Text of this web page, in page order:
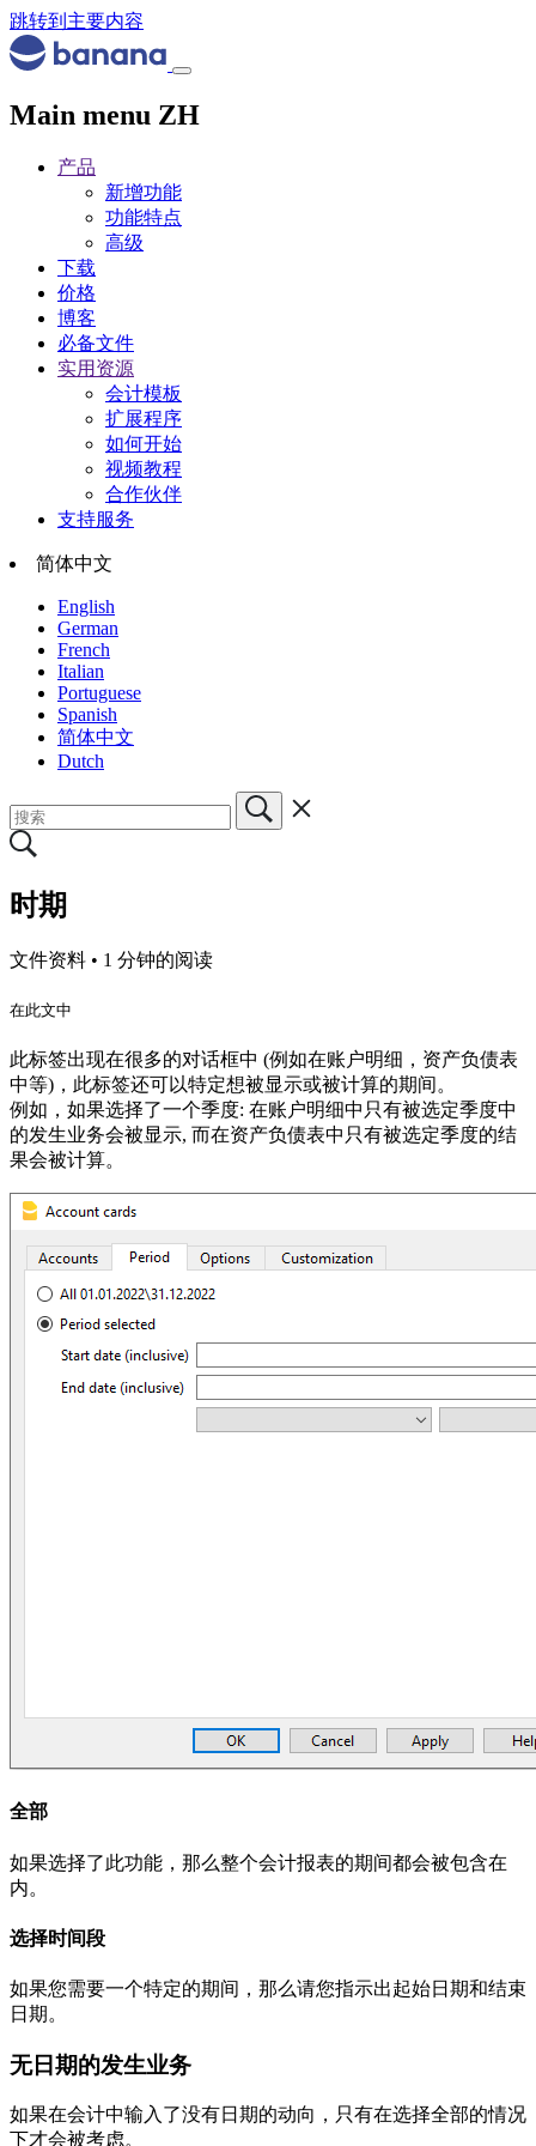
跳转到主要内容
Main menu ZH
产品
新增功能
功能特点
高级
下载
价格
博客
必备文件
实用资源
会计模板
扩展程序
如何开始
视频教程
合作伙伴
支持服务
简体中文
English
German
French
Italian
Portuguese
Spanish
简体中文
Dutch
时期
文件资料 • 1 分钟的阅读
在此文中
此标签出现在很多的对话框中 (例如在账户明细，资产负债表
中等)，此标签还可以特定想被显示或被计算的期间。
例如，如果选择了一个季度: 在账户明细中只有被选定季度中
的发生业务会被显示, 而在资产负债表中只有被选定季度的结
果会被计算。
全部
如果选择了此功能，那么整个会计报表的期间都会被包含在
内。
选择时间段
如果您需要一个特定的期间，那么请您指示出起始日期和结束
日期。
无日期的发生业务
如果在会计中输入了没有日期的动向，只有在选择全部的情况
下才会被考虑。